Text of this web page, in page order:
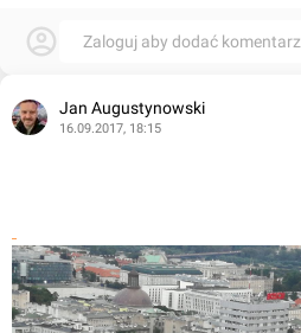
Zaloguj aby dodać komentarz
Jan Augustynowski
16.09.2017, 18:15